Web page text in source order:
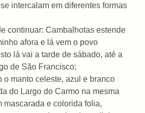
intercalam em diferentes formas
continuar: Cambalhotas estende
afora e lá vem o povo
lá vai a tarde de sábado, até a
de São Francisco;
o manto celeste, azul e branco
do Largo do Carmo na mesma
mascarada e colorida folia,